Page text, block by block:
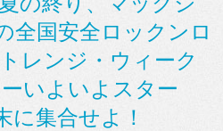
全国安全ロックンロ
レンジ・ウィーク
いよいよスター
に集合せよ！